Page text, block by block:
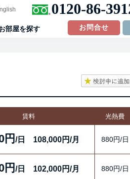
0120-86-
部屋を探す お問合せ
賃料 光熱費
円 /日 108,000円/月 880円/日
円 /日 102,000円/月 880円/日